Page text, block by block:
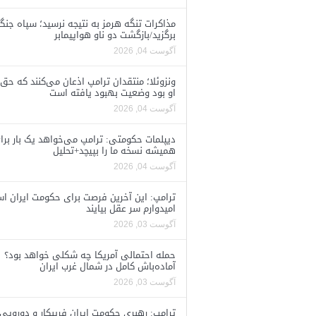
مذاکرات تنگه هرمز به نتیجه نرسید؛ سپاه
برگزید/بازگشت دو ناو هواپیمابر
آگوست 04, 2026
ونزوئلا؛ منتقدان ترامپ اذعان می‌کنند که حق
او بود وضعیت بهبود یافته است
آگوست 04, 2026
دیپلمات حکومتی: ترامپ می‌خواهد یک بار
همیشه نسخه ما را بپیچد+تحلیل
آگوست 04, 2026
ترامپ: این آخرین فرصت برای حکومت ایران
امیدوارم سر عقل بیایند
آگوست 03, 2026
حمله احتمالی آمریکا چه شکلی خواهد بود؟
آماده‌باش کامل در شمال غرب ایران
آگوست 03, 2026